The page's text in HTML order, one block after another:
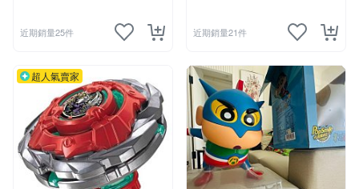
近期銷量25件 近期銷量21件
超人氣賣家